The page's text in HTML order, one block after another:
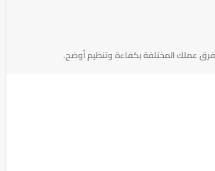
عملك المختلفة بكفاءة وتنظيم أوضح.